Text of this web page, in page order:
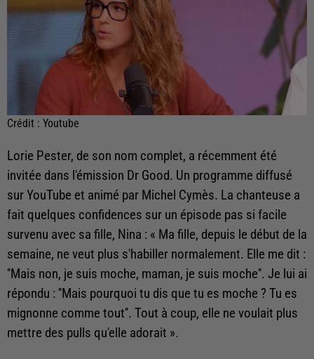
Crédit : Youtube
Lorie Pester, de son nom complet, a récemment été
invitée dans l'émission Dr Good. Un programme diffusé
sur YouTube et animé par Michel Cymès. La chanteuse a
fait quelques confidences sur un épisode pas si facile
survenu avec sa fille, Nina : « Ma fille, depuis le début de la
semaine, ne veut plus s'habiller normalement. Elle me dit :
''Mais non, je suis moche, maman, je suis moche''. Je lui ai
répondu : ''Mais pourquoi tu dis que tu es moche ? Tu es
mignonne comme tout''. Tout à coup, elle ne voulait plus
mettre des pulls qu'elle adorait ».